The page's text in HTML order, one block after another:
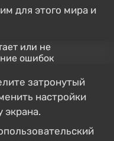
для этого мира и
затронутый
настройки
экрана.